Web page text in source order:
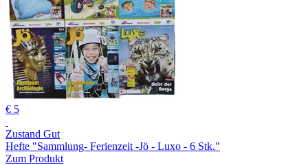
€ 5
Zustand Gut
Hefte "Sammlung- Ferienzeit -Jö - Luxo - 6 Stk."
Zum Produkt